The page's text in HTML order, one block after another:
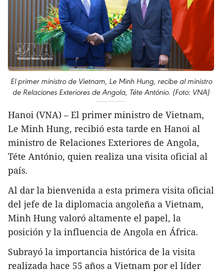
El primer ministro de Vietnam, Le Minh Hung, recibe al ministro
de Relaciones Exteriores de Angola, Téte António. (Foto: VNA)
Hanoi (VNA) – El primer ministro de Vietnam,
Le Minh Hung, recibió esta tarde en Hanoi al
ministro de Relaciones Exteriores de Angola,
Téte António, quien realiza una visita oficial al
país.
Al dar la bienvenida a esta primera visita oficial
del jefe de la diplomacia angoleña a Vietnam,
Minh Hung valoró altamente el papel, la
posición y la influencia de Angola en África.
Subrayó la importancia histórica de la visita
realizada hace 55 años a Vietnam por el líder